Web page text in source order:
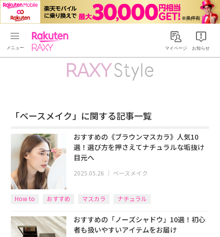
Rakuten RAXYマイページ お知らせ
「ベースメイク」に関する記事一覧
おすすめの《ブラウンマスカラ》人気10
選！選び方を押さえてナチュラルな垢抜け
目元へ
2025.05.26 ｜ ベースメイク
How to おすすめ マスカラ ナチュラル
おすすめの「ノーズシャドウ」10選！初心
者も扱いやすいアイテムをお届け